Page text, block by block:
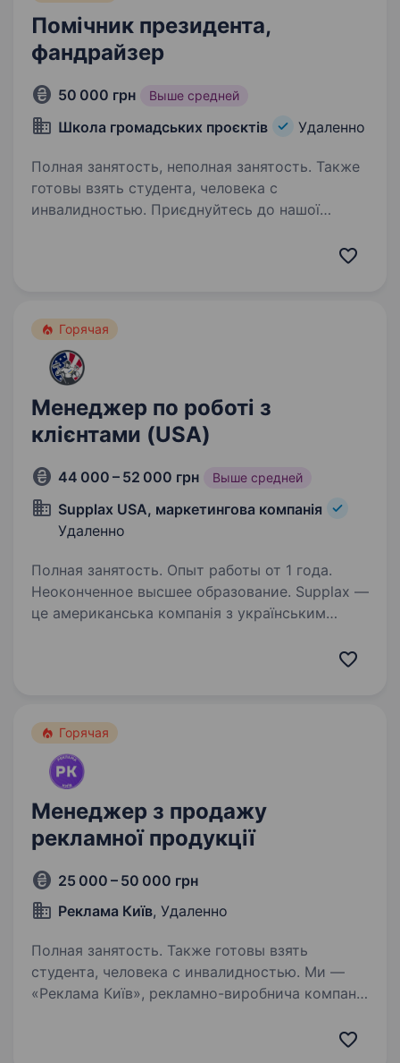
Помічник президента,
фандрайзер
50 000 грн Выше средней
Школа громадських проєктів Удаленно
Полная занятость, неполная занятость. Также
готовы взять студента, человека с
инвалидностью. Приєднуйтесь до нашої
світу! Відомі члени нашого фонду: Біл Гейтс,
шоу-бізнесу…
Горячая
Менеджер по роботі з
клієнтами (USA)
44 000 – 52 000 грн Выше средней
Supplax USA, маркетингова компанія
Удаленно
Полная занятость. Опыт работы от 1 года.
Неоконченное высшее образование. Supplax —
це американська компанія з українським
розвивається на ринку. Ми виконуємо роль
Горячая
Менеджер з продажу
рекламної продукції
25 000 – 50 000 грн
Реклама Київ, Удаленно
Полная занятость. Также готовы взять
студента, человека с инвалидностью. Ми —
«Реклама Київ», рекламно-виробнича компанія